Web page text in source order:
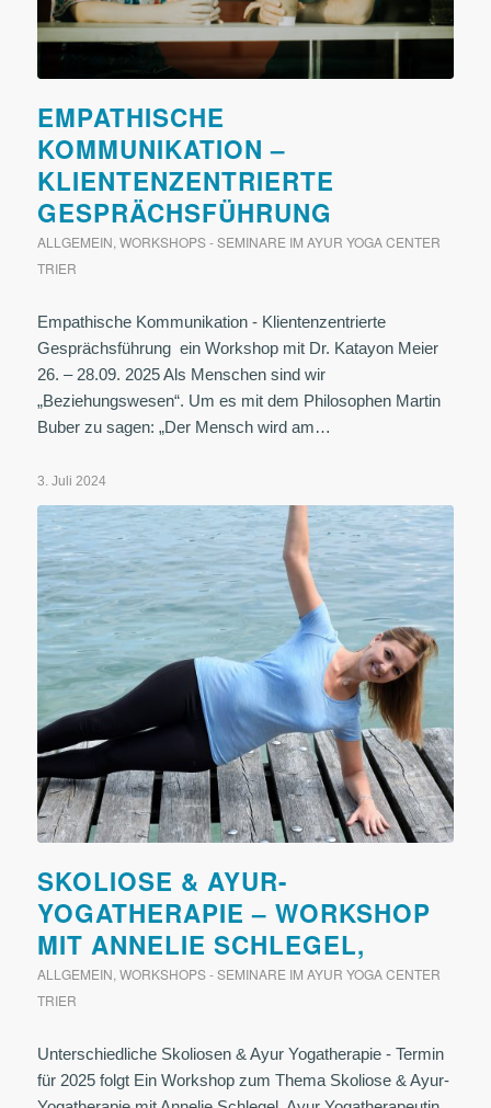
EMPATHISCHE
KOMMUNIKATION –
KLIENTENZENTRIERTE
GESPRÄCHSFÜHRUNG
ALLGEMEIN,WORKSHOPS - SEMINARE IM AYUR YOGA CENTER
TRIER
Empathische Kommunikation - Klientenzentrierte
Gesprächsführung ein Workshop mit Dr. Katayon Meier
26. – 28.09. 2025 Als Menschen sind wir
„Beziehungswesen“. Um es mit dem Philosophen Martin
Buber zu sagen: „Der Mensch wird am…
3. Juli 2024
SKOLIOSE & AYUR-
YOGATHERAPIE – WORKSHOP
MIT ANNELIE SCHLEGEL,
ALLGEMEIN, WORKSHOPS - SEMINARE IM AYUR YOGA CENTER
TRIER
Unterschiedliche Skoliosen & Ayur Yogatherapie - Termin
für 2025 folgt Ein Workshop zum Thema Skoliose & Ayur-